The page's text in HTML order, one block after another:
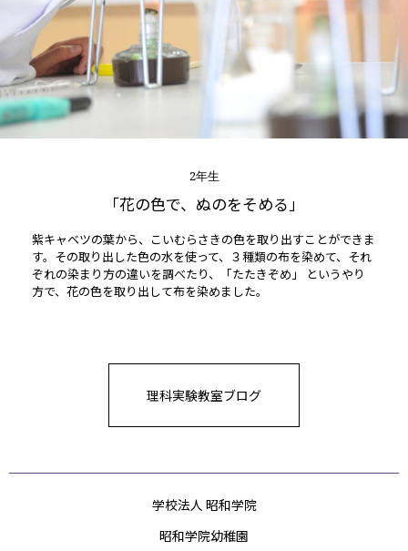
2年生
「花の色で、ぬのをそめる」
紫キャベツの葉から、こいむらさきの色を取り出すことができま
す。その取り出した色の水を使って、３種類の布を染めて、それ
ぞれの染まり方の違いを調べたり、「たたきぞめ」 というやり
方で、花の色を取り出して布を染めました。
理科実験教室ブログ
学校法人 昭和学院
昭和学院幼稚園